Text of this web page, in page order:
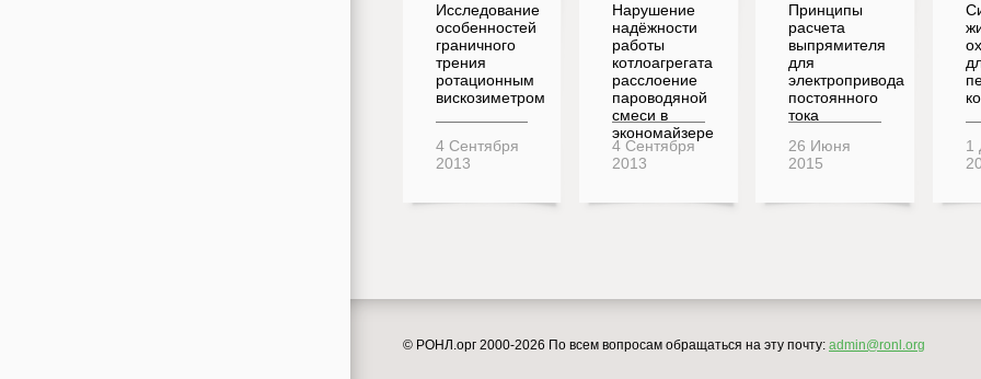
Исследование
особенностей
граничного
трения
ротационным
вискозиметром
4 Сентября
2013
Нарушение
надёжности
работы
котлоагрегата
расслоение
пароводяной
смеси в
экономайзере
4 Сентября
2013
Принципы
расчета
выпрямителя
для
электропривода
постоянного
тока
26 Июня
2015
1
© РОНЛ.орг 2000-2026 По всем вопросам обращаться на эту почту: admin@ronl.org